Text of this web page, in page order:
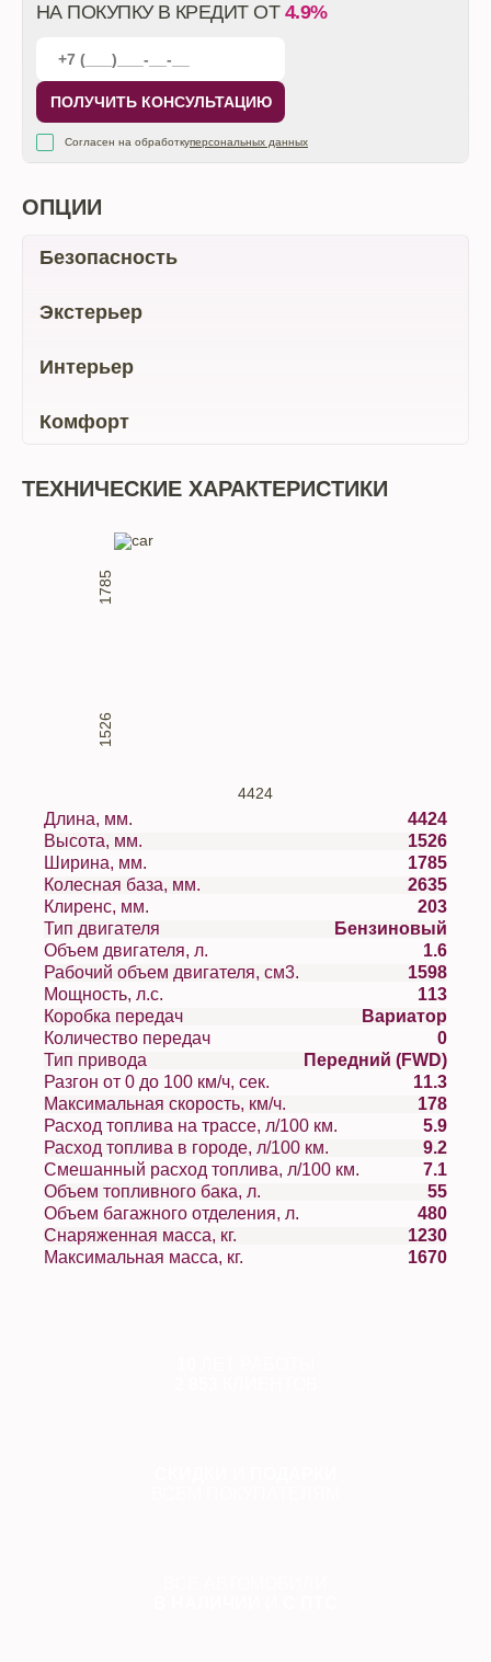
НА ПОКУПКУ В КРЕДИТ ОТ 4.9%
ПОЛУЧИТЬ КОНСУЛЬТАЦИЮ
Согласен на обработкуперсональных данных
ОПЦИИ
Безопасность
Экстерьер
Интерьер
Комфорт
ТЕХНИЧЕСКИЕ ХАРАКТЕРИСТИКИ
4424
1526
1785
Длина, мм.
4424
Высота, мм.
1526
Ширина, мм.
1785
Колесная база, мм.
2635
Клиренс, мм.
203
Тип двигателя
Бензиновый
Объем двигателя, л.
1.6
Рабочий объем двигателя, см3.
1598
Мощность, л.с.
113
Коробка передач
Вариатор
Количество передач
0
Тип привода
Передний (FWD)
Разгон от 0 до 100 км/ч, сек.
11.3
Максимальная скорость, км/ч.
178
Расход топлива на трассе, л/100 км.
5.9
Расход топлива в городе, л/100 км.
9.2
Смешанный расход топлива, л/100 км.
7.1
Объем топливного бака, л.
55
Объем багажного отделения, л.
480
Снаряженная масса, кг.
1230
Максимальная масса, кг.
1670